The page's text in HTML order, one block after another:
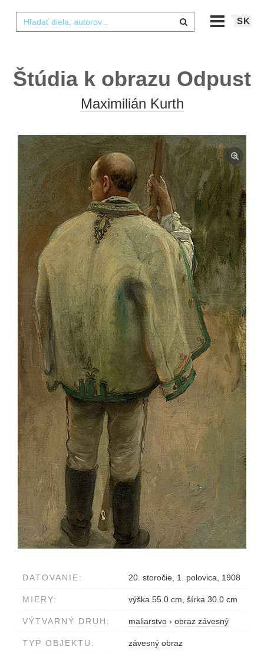
SK
Štúdia k obrazu Odpust
Maximilián Kurth
DATOVANIE: 20. storočie, 1. polovica, 1908
MIERY: výška 55.0 cm, šírka 30.0 cm
VÝTVARNÝ DRUH: maliarstvo › obraz závesný
TYP OBJEKTU: závesný obraz